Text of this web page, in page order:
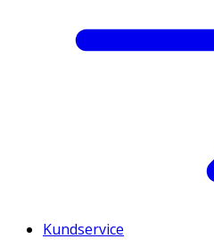
Kundservice